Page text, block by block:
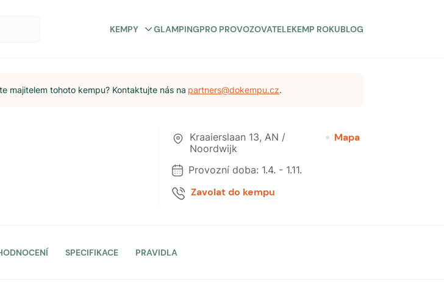
KEMPY GLAMPINGPRO PROVOZOVATELEKEMP ROKUBLOG
majitelem tohoto kempu? Kontaktujte nás na partners@dokempu.cz.
Kraaierslaan 13, AN /
Noordwijk
Mapa
Provozní doba: 1.4. - 1.11.
Zavolat do kempu
SPECIFIKACE PRAVIDLA